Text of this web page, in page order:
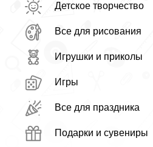
Детское творчество
Все для рисования
Игрушки и приколы
Игры
Все для праздника
Подарки и сувениры